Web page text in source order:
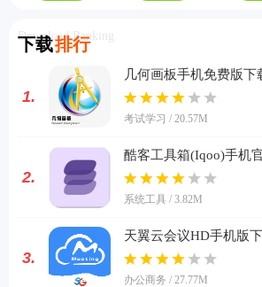
下载排行
Download Ranking
1.
几何画板手机免费版下
考试学习 / 20.57M
2.
酷客工具箱(Iqoo)手机
系统工具 / 3.82M
3.
天翼云会议HD手机版
办公商务 / 27.77M